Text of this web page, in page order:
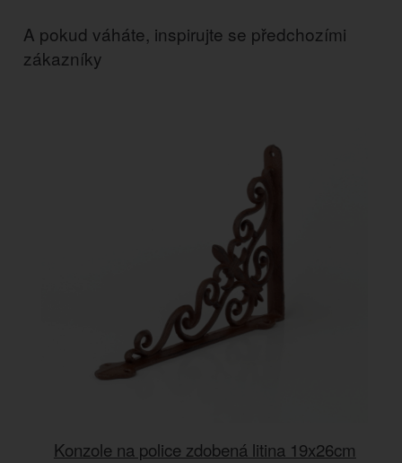
A pokud váháte, inspirujte se předchozími
zákazníky
Konzole na police zdobená litina 19x26cm